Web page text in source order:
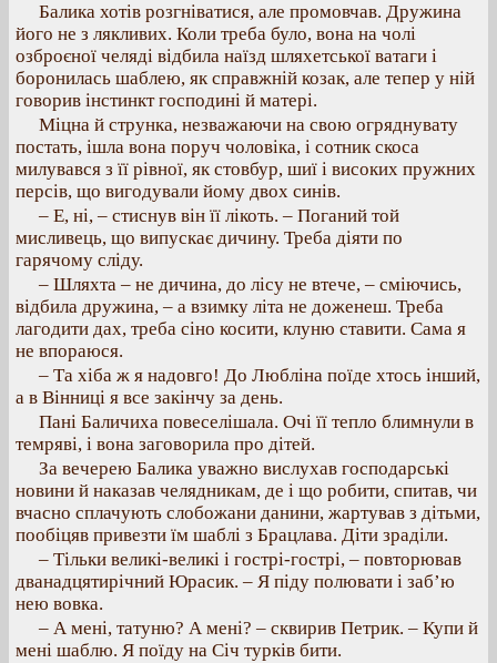
Балика хотів розгніватися, але промовчав. Дружина
його не з лякливих. Коли треба було, вона на чолі
озброєної челяді відбила наїзд шляхетської ватаги і
боронилась шаблею, як справжній козак, але тепер у ній
говорив інстинкт господині й матері.
Міцна й струнка, незважаючи на свою огряднувату
постать, ішла вона поруч чоловіка, і сотник скоса
милувався з її рівної, як стовбур, шиї і високих пружних
персів, що вигодували йому двох синів.
– Е, ні, – стиснув він її лікоть. – Поганий той
мисливець, що випускає дичину. Треба діяти по
гарячому сліду.
– Шляхта – не дичина, до лісу не втече, – сміючись,
відбила дружина, – а взимку літа не доженеш. Треба
лагодити дах, треба сіно косити, клуню ставити. Сама я
не впораюся.
– Та хіба ж я надовго! До Любліна поїде хтось інший,
а в Вінниці я все закінчу за день.
Пані Баличиха повеселішала. Очі її тепло блимнули в
темряві, і вона заговорила про дітей.
За вечерею Балика уважно вислухав господарські
новини й наказав челядникам, де і що робити, спитав, чи
вчасно сплачують слобожани данини, жартував з дітьми,
пообіцяв привезти їм шаблі з Брацлава. Діти зраділи.
– Тільки великі-великі і гострі-гострі, – повторював
дванадцятирічний Юрасик. – Я піду полювати і заб’ю
нею вовка.
– А мені, татуню? А мені? – сквирив Петрик. – Купи й
мені шаблю. Я поїду на Січ турків бити.